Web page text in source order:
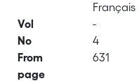
Français
Vol
-
No
4
From
page
631